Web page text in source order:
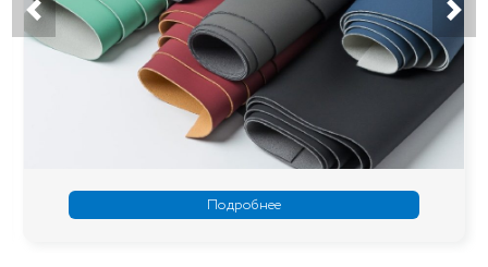
Подробнее